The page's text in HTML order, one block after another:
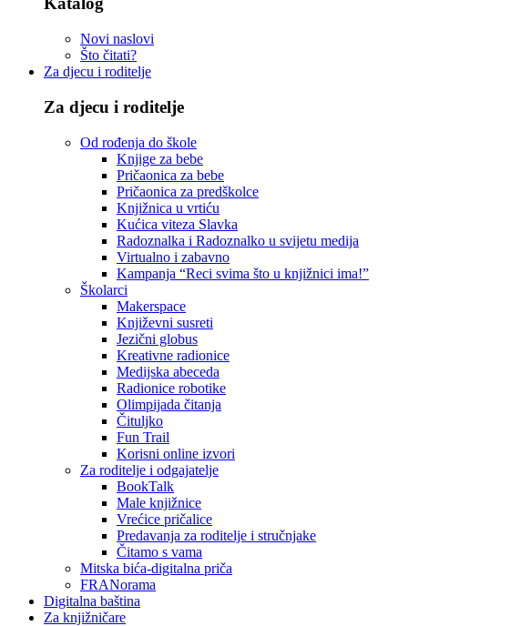
Novi naslovi
Što čitati?
Za djecu i roditelje
Za djecu i roditelje
Od rođenja do škole
Knjige za bebe
Pričaonica za bebe
Pričaonica za predškolce
Knjižnica u vrtiću
Kućica viteza Slavka
Radoznalka i Radoznalko u svijetu medija
Virtualno i zabavno
Kampanja “Reci svima što u knjižnici ima!”
Školarci
Makerspace
Književni susreti
Jezični globus
Kreativne radionice
Medijska abeceda
Radionice robotike
Olimpijada čitanja
Čituljko
Fun Trail
Korisni online izvori
Za roditelje i odgajatelje
BookTalk
Male knjižnice
Vrećice pričalice
Predavanja za roditelje i stručnjake
Čitamo s vama
Mitska bića-digitalna priča
FRANorama
Digitalna baština
Za knjižničare